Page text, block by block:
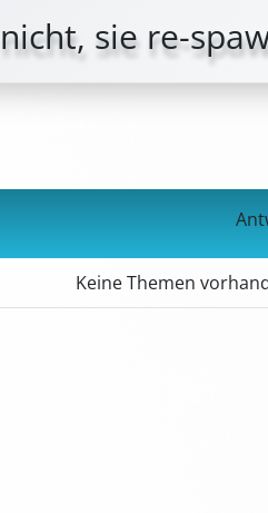
sie re-
Keine Themen